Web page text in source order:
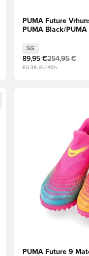
PUMA Future
PUMA Black/
SG
89,95 €254,95 €
EU 39, EU 40½
Odpre Modal za
PUMA Future 9